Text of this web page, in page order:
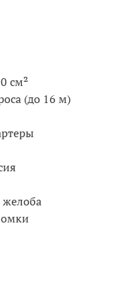
см²
(до 16 м)